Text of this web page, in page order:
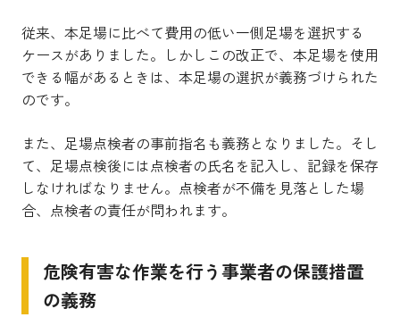
従来、本足場に比べて費用の低い一側足場を選択する
ケースがありました。しかしこの改正で、本足場を使用
できる幅があるときは、本足場の選択が義務づけられた
のです。
また、足場点検者の事前指名も義務となりました。そし
て、足場点検後には点検者の氏名を記入し、記録を保存
しなければなりません。点検者が不備を見落とした場
合、点検者の責任が問われます。
危険有害な作業を行う事業者の保護措置
の義務